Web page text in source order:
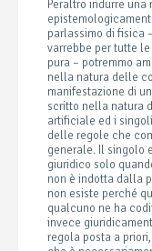
Peraltro indurre
parlassimo di fisica
varrebbe per tutte
pura – potremmo
nella natura delle
manifestazione di
scritto nella natura
artificiale ed i
delle regole che
generale. Il singolo
giuridico solo
non è indotta dalla
non esiste perché
qualcuno ne ha
invece
regola posta a